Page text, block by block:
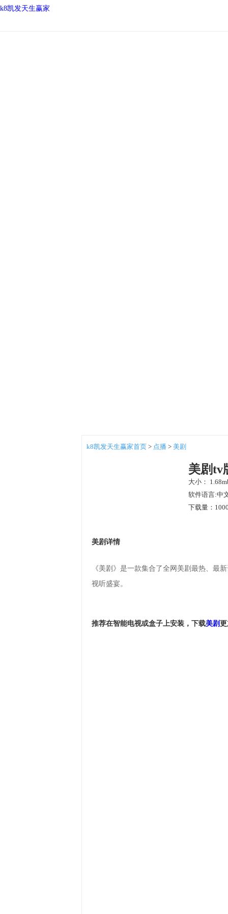
k8凯发天生赢家
k8凯发天生赢家首页 > 点播 > 美剧
美剧tv
大小：
软件语言:中
下载量：
美剧详情
《美剧》是一款集合了全网美剧最热、最
视听盛宴。
推荐在智能电视或盒子上安装，下载美剧